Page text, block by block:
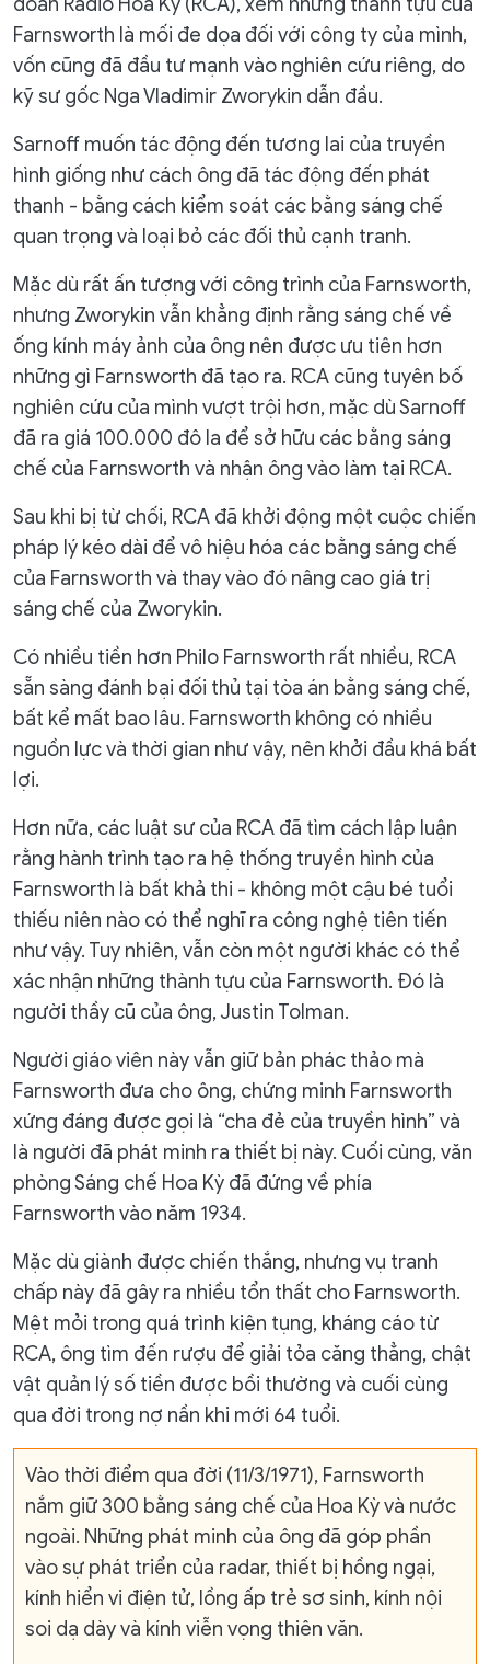
Farnsworth là mối đe dọa đối với công ty của mình,
vốn cũng đã đầu tư mạnh vào nghiên cứu riêng, do
kỹ sư gốc Nga Vladimir Zworykin dẫn đầu.
Sarnoff muốn tác động đến tương lai của truyền
hình giống như cách ông đã tác động đến phát
thanh - bằng cách kiểm soát các bằng sáng chế
quan trọng và loại bỏ các đối thủ cạnh tranh.
Mặc dù rất ấn tượng với công trình của Farnsworth,
nhưng Zworykin vẫn khẳng định rằng sáng chế về
ống kính máy ảnh của ông nên được ưu tiên hơn
những gì Farnsworth đã tạo ra. RCA cũng tuyên bố
nghiên cứu của mình vượt trội hơn, mặc dù Sarnoff
đã ra giá 100.000 đô la để sở hữu các bằng sáng
chế của Farnsworth và nhận ông vào làm tại RCA.
Sau khi bị từ chối, RCA đã khởi động một cuộc chiến
pháp lý kéo dài để vô hiệu hóa các bằng sáng chế
của Farnsworth và thay vào đó nâng cao giá trị
sáng chế của Zworykin.
Có nhiều tiền hơn Philo Farnsworth rất nhiều, RCA
sẵn sàng đánh bại đối thủ tại tòa án bằng sáng chế,
bất kể mất bao lâu. Farnsworth không có nhiều
nguồn lực và thời gian như vậy, nên khởi đầu khá bất
lợi.
Hơn nữa, các luật sư của RCA đã tìm cách lập luận
rằng hành trình tạo ra hệ thống truyền hình của
Farnsworth là bất khả thi - không một cậu bé tuổi
thiếu niên nào có thể nghĩ ra công nghệ tiên tiến
như vậy. Tuy nhiên, vẫn còn một người khác có thể
xác nhận những thành tựu của Farnsworth. Đó là
người thầy cũ của ông, Justin Tolman.
Người giáo viên này vẫn giữ bản phác thảo mà
Farnsworth đưa cho ông, chứng minh Farnsworth
xứng đáng được gọi là “cha đẻ của truyền hình” và
là người đã phát minh ra thiết bị này. Cuối cùng, văn
phòng Sáng chế Hoa Kỳ đã đứng về phía
Farnsworth vào năm 1934.
Mặc dù giành được chiến thắng, nhưng vụ tranh
chấp này đã gây ra nhiều tổn thất cho Farnsworth.
Mệt mỏi trong quá trình kiện tụng, kháng cáo từ
RCA, ông tìm đến rượu để giải tỏa căng thẳng, chật
vật quản lý số tiền được bồi thường và cuối cùng
qua đời trong nợ nần khi mới 64 tuổi.
Vào thời điểm qua đời (11/3/1971), Farnsworth
nắm giữ 300 bằng sáng chế của Hoa Kỳ và nước
ngoài. Những phát minh của ông đã góp phần
vào sự phát triển của radar, thiết bị hồng ngại,
kính hiển vi điện tử, lồng ấp trẻ sơ sinh, kính nội
soi dạ dày và kính viễn vọng thiên văn.